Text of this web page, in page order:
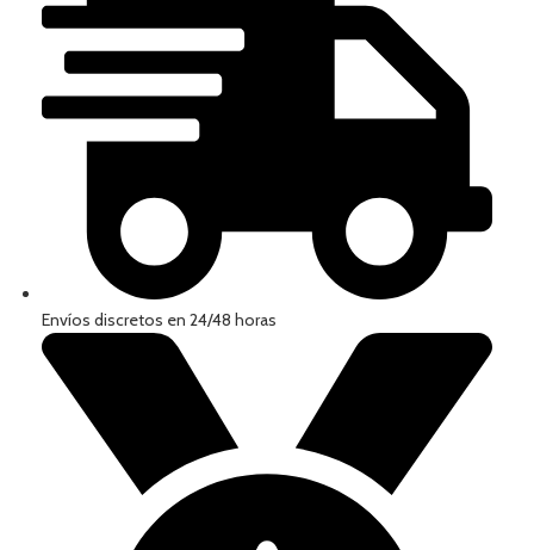
Envíos discretos en 24/48 horas